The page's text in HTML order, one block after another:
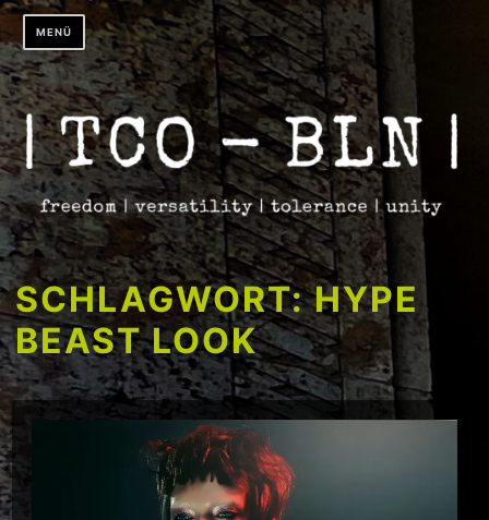
Zum
Inhalt
springen
MENÜ
SCHLAGWORT:HYPE
BEAST LOOK